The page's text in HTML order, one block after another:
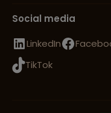
Social media
LinkedIn
TikTok